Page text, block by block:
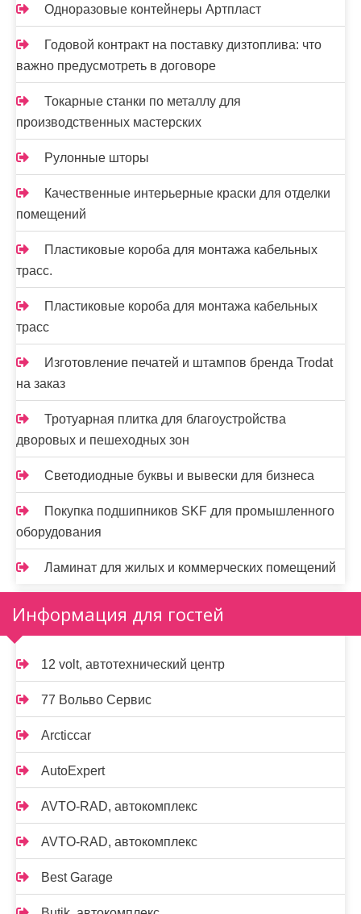
Одноразовые контейнеры Артпласт
Годовой контракт на поставку дизтоплива: что
важно предусмотреть в договоре
Токарные станки по металлу для
производственных мастерских
Рулонные шторы
Качественные интерьерные краски для отделки
помещений
Пластиковые короба для монтажа кабельных
трасс.
Пластиковые короба для монтажа кабельных
трасс
Изготовление печатей и штампов бренда Trodat
на заказ
Тротуарная плитка для благоустройства
дворовых и пешеходных зон
Светодиодные буквы и вывески для бизнеса
Покупка подшипников SKF для промышленного
оборудования
Ламинат для жилых и коммерческих помещений
Информация для гостей
12 volt, автотехнический центр
77 Вольво Сервис
Arcticcar
AutoExpert
AVTO-RAD, автокомплекс
AVTO-RAD, автокомплекс
Best Garage